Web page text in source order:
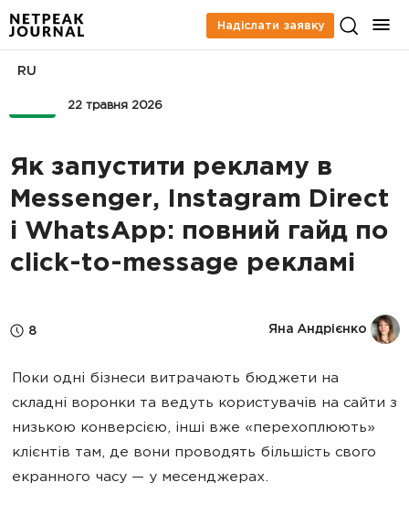
Надіслати заявку
22 травня 2026
RU
Як запустити рекламу в
Messenger, Instagram Direct
і WhatsApp: повний гайд по
click-to-message рекламі
8 Яна Андрієнко
Поки одні бізнеси витрачають бюджети на
складні воронки та ведуть користувачів на сайти з
низькою конверсією, інші вже «перехоплюють»
клієнтів там, де вони проводять більшість свого
екранного часу — у месенджерах.